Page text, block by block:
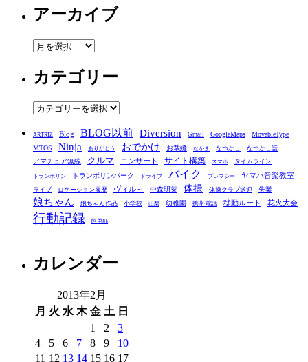
アーカイブ
ア
カ
イ
ブ
カテゴリー
カ
ゴ
リ
ー
ARTRIZ Blog BLOG以前 Diversion Gmail GoogleMaps
MovableType
MTOS
Ninja ありがとう おでかけ お裁縫 なかま なつかし なつかし話
アマチュア無線 クルマ コンサート サイト構築 スマホ タイムライン
トランポリン トランポリンパーク ドライブ バイク プレマシー ヤマハ音楽教室
ライブ ロケーション履歴 ヴィル～ 中森明菜 体操 体操クラブ送迎 失業
娘ちゃん 娘ちゃん作品 小学校 山梨 幼稚園 携帯電話 移動ルート 花火大会
行動記録 阿里耶
カレンダー
2013年2月
月 火 水 木 金 土 日
1
2
3
4
5 6 7 8 9
10
11 12 13 14 15 16 17